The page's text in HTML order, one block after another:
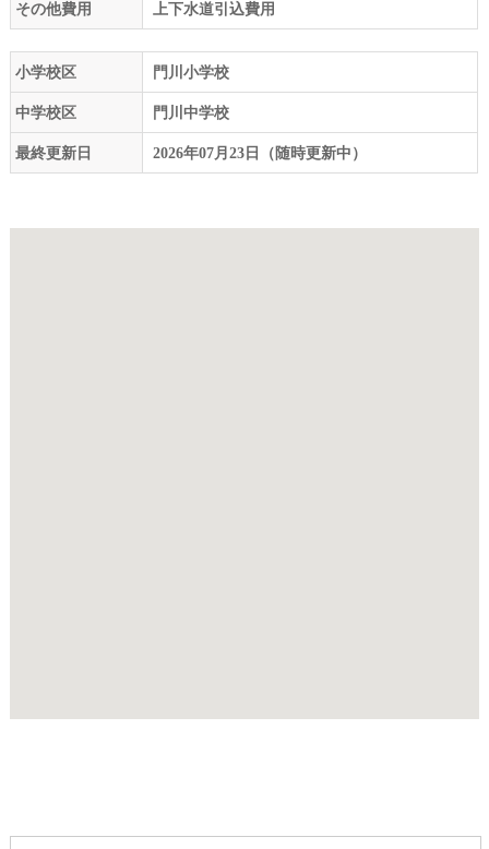
その他費用 上下水道引込費用
小学校区 門川小学校
中学校区 門川中学校
最終更新日 2026年07月23日（随時更新中）